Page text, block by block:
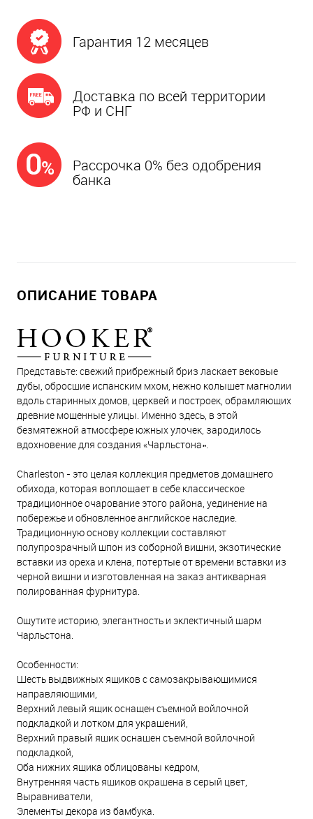
Гарантия 12 месяцев
Доставка по всей территории
РФ и СНГ
Рассрочка 0% без одобрения
банка
ОПИСАНИЕ ТОВАРА
Представьте: свежий прибрежный бриз ласкает вековые
дубы, обросшие испанским мхом, нежно колышет магнолии
вдоль старинных домов, церквей и построек, обрамляющих
древние мощенные улицы. Именно здесь, в этой
безмятежной атмосфере южных улочек, зародилось
вдохновение для создания «Чарльстона».
Charleston - это целая коллекция предметов домашнего
обихода, которая воплощает в себе классическое
традиционное очарование этого района, уединение на
побережье и обновленное английское наследие.
Традиционную основу коллекции составляют
полупрозрачный шпон из соборной вишни, экзотические
вставки из ореха и клена, потертые от времени вставки из
черной вишни и изготовленная на заказ антикварная
полированная фурнитура.
Ощутите историю, элегантность и эклектичный шарм
Чарльстона.
Особенности:
Шесть выдвижных ящиков с самозакрывающимися
направляющими,
Верхний левый ящик оснащен съемной войлочной
подкладкой и лотком для украшений,
Верхний правый ящик оснащен съемной войлочной
подкладкой,
Оба нижних ящика облицованы кедром,
Внутренняя часть ящиков окрашена в серый цвет,
Выравниватели,
Элементы декора из бамбука.